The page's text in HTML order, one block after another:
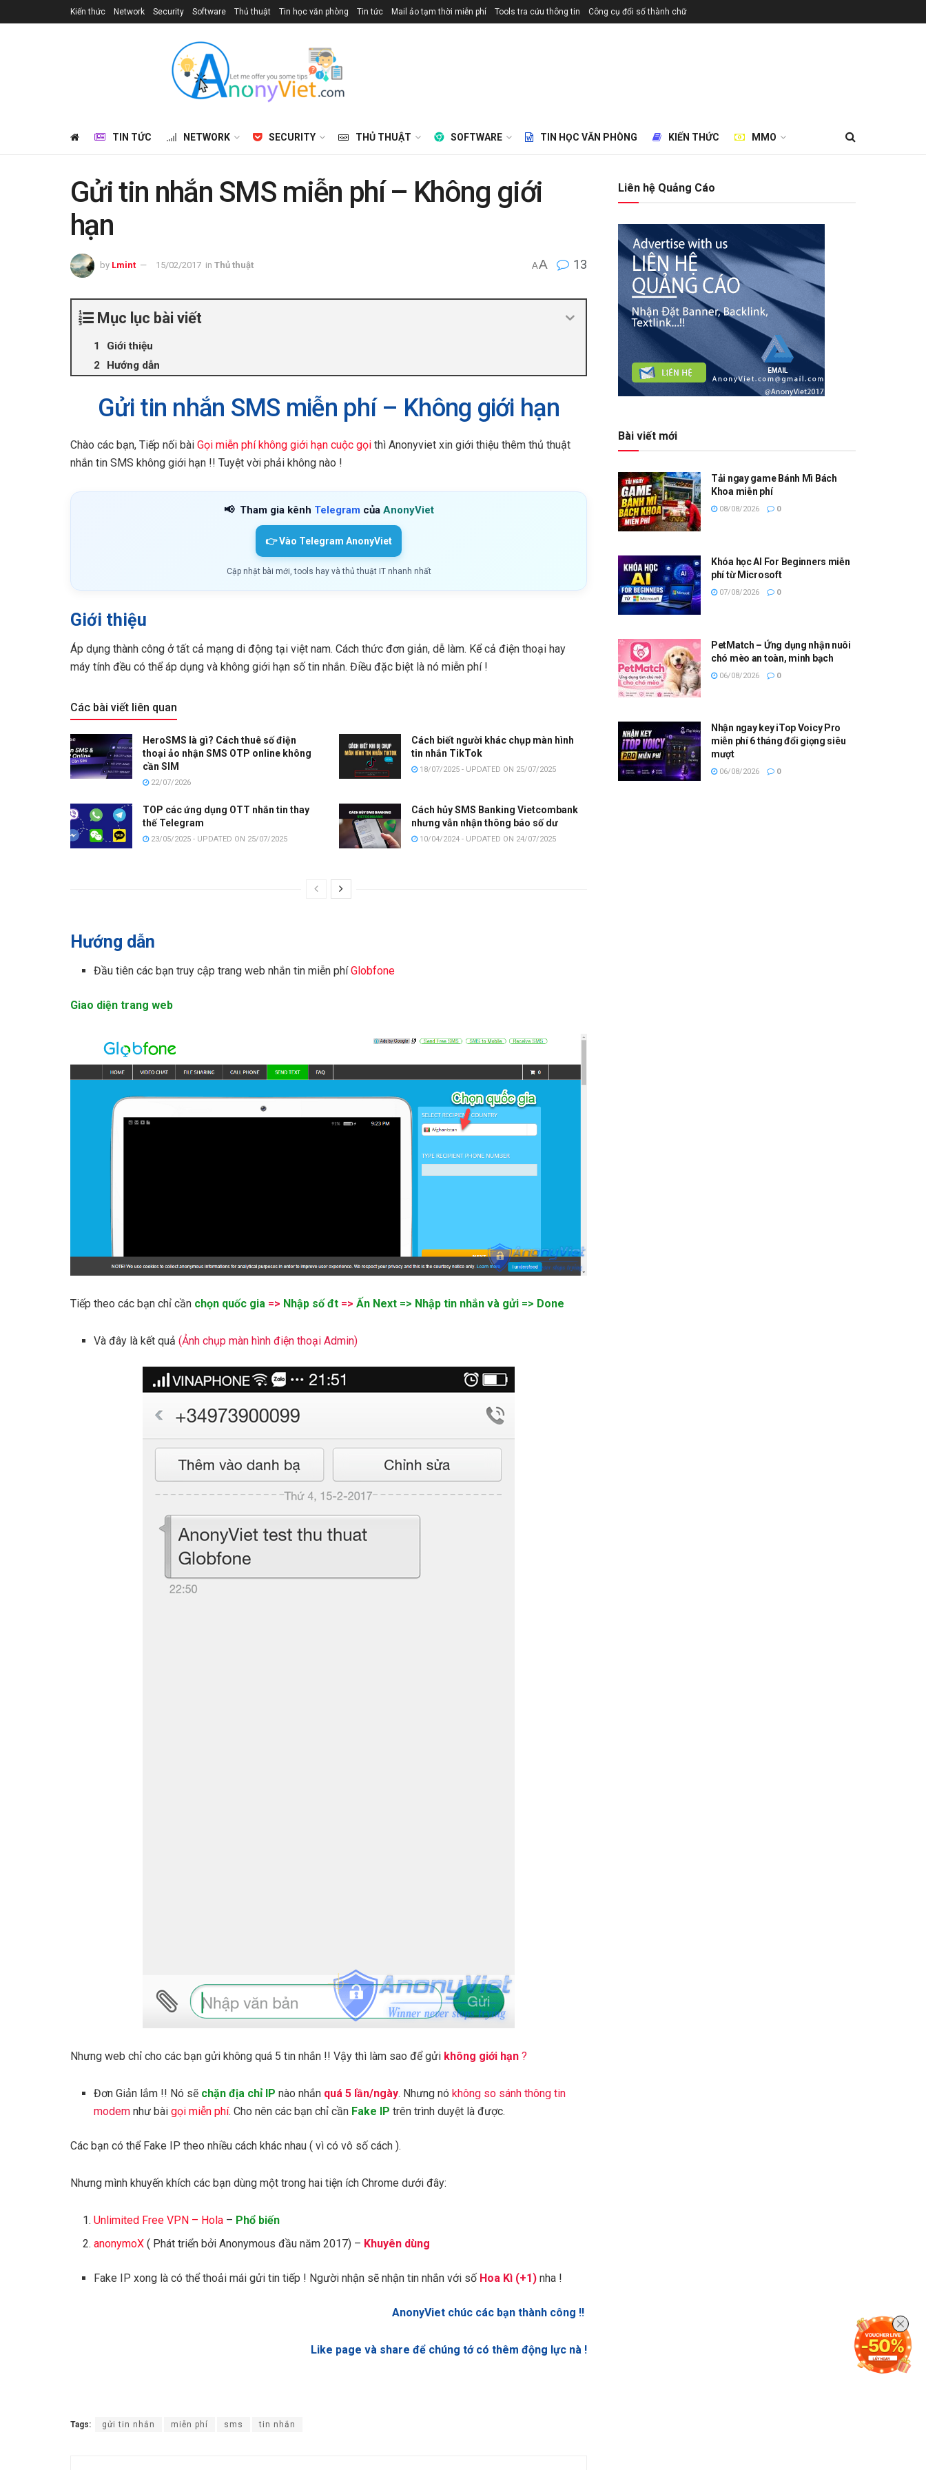
Kiến thức Network Security Software Thủ thuật Tin học văn phòng Tin tức Mail ảo tạm thời miễn phí Tools tra cứu thông tin Công cụ đổi số thành chữ
TIN TỨC NETWORK SECURITY THỦ THUẬT SOFTWARE TIN HỌC VĂN PHÒNG KIẾN THỨC MMO
Gửi tin nhắn SMS miễn phí – Không giới
hạn
by Lmint 15/02/2017 in Thủ thuật AA 13
Mục lục bài viết
Giới thiệu
Hướng dẫn
Gửi tin nhắn SMS miễn phí – Không giới hạn
Chào các bạn, Tiếp nối bài Gọi miễn phí không giới hạn cuộc gọi thì Anonyviet xin giới thiệu thêm thủ thuật
nhắn tin SMS không giới hạn !! Tuyệt vời phải không nào !
📢 Tham gia kênh Telegram của AnonyViet
👉 Vào Telegram AnonyViet
Cập nhật bài mới, tools hay và thủ thuật IT nhanh nhất
Giới thiệu
Áp dụng thành công ở tất cả mạng di động tại việt nam. Cách thức đơn giản, dễ làm. Kể cả điện thoại hay
máy tính đều có thể áp dụng và không giới hạn số tin nhắn. Điều đặc biệt là nó miễn phí !
Các bài viết liên quan
HeroSMS là gì? Cách thuê số điện
thoại ảo nhận SMS OTP online không
cần SIM
22/07/2026
Cách biết người khác chụp màn hình
tin nhắn TikTok
18/07/2025 - UPDATED ON 25/07/2025
TOP các ứng dụng OTT nhắn tin thay
thế Telegram
23/05/2025 - UPDATED ON 25/07/2025
Cách hủy SMS Banking Vietcombank
nhưng vẫn nhận thông báo số dư
10/04/2024 - UPDATED ON 24/07/2025
Hướng dẫn
Đầu tiên các bạn truy cập trang web nhắn tin miễn phíGlobfone
Giao diện trang web
Tiếp theo các bạn chỉ cần chọn quốc gia => Nhập số đt => Ấn Next => Nhập tin nhắn và gửi => Done
Và đây là kết quả(Ảnh chụp màn hình điện thoại Admin)
Nhưng web chỉ cho các bạn gửi không quá 5 tin nhắn !! Vậy thì làm sao để gửi không giới hạn ?
Đơn Giản lắm !! Nó sẽ chặn địa chỉ IP nào nhắn quá 5 lần/ngày. Nhưng nókhông so sánh thông tin
modem như bàigọi miễn phí. Cho nên các bạn chỉ cần Fake IP trên trình duyệt là được.
Các bạn có thể Fake IP theo nhiều cách khác nhau ( vì có vô số cách ).
Nhưng mình khuyến khích các bạn dùng một trong hai tiện ích Chrome dưới đây:
Unlimited Free VPN – Hola – Phổ biến
anonymoX ( Phát triển bởi Anonymous đầu năm 2017) – Khuyên dùng
Fake IP xong là có thể thoải mái gửi tin tiếp ! Người nhận sẽ nhận tin nhắn với số Hoa Kì (+1) nha !
AnonyViet chúc các bạn thành công !!
Like page và share để chúng tớ có thêm động lực nà !
Tags: gửi tin nhắn miễn phí sms tin nhắn
Liên hệ Quảng Cáo
Bài viết mới
Tải ngay game Bánh Mì Bách
Khoa miễn phí
08/08/2026 0
Khóa học AI For Beginners miễn
phí từ Microsoft
07/08/2026 0
PetMatch – Ứng dụng nhận nuôi
chó mèo an toàn, minh bạch
06/08/2026 0
Nhận ngay key iTop Voicy Pro
miễn phí 6 tháng đổi giọng siêu
mượt
06/08/2026 0